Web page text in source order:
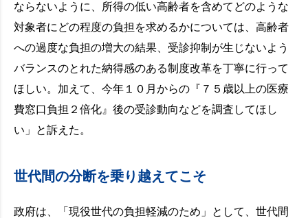
ならないように、所得の低い高齢者を含めてどのような
対象者にどの程度の負担を求めるかについては、高齢者
への過度な負担の増大の結果、受診抑制が生じないよう
バランスのとれた納得感のある制度改革を丁寧に行って
ほしい。加えて、今年１０月からの『７５歳以上の医療
費窓口負担２倍化』後の受診動向などを調査してほし
い」と訴えた。
世代間の分断を乗り越えてこそ
政府は、「現役世代の負担軽減のため」として、世代間